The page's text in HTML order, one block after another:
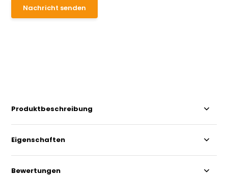
Nachricht senden
Produktbeschreibung
Eigenschaften
Bewertungen